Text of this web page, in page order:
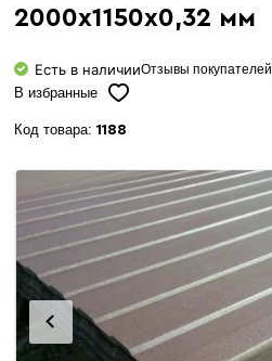
2000х1150х0,32 мм
Есть в наличииОтзывы покупателей
В избранные
Код товара: 1188